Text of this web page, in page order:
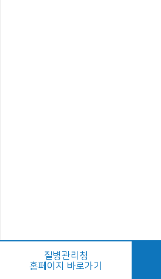
질병관리청
홈페이지 바로가기